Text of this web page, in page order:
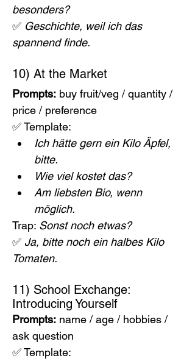
besonders?
✅ Geschichte, weil ich das
spannend finde.
10) At the Market
Prompts: buy fruit/veg / quantity /
price / preference
✅ Template:
Ich hätte gern ein Kilo Äpfel,
bitte.
Wie viel kostet das?
Am liebsten Bio, wenn
möglich.
Trap: Sonst noch etwas?
✅ Ja, bitte noch ein halbes Kilo
Tomaten.
11) School Exchange:
Introducing Yourself
Prompts: name / age / hobbies /
ask question
✅ Template: